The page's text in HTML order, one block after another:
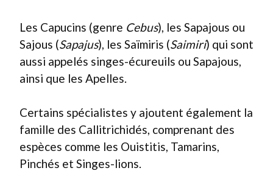
Les Capucins (genre Cebus), les Sapajous ou
Sajous (Sapajus), les Saïmiris (Saimiri) qui sont
aussi appelés singes-écureuils ou Sapajous,
ainsi que les Apelles.
Certains spécialistes y ajoutent également la
famille des Callitrichidés, comprenant des
espèces comme les Ouistitis, Tamarins,
Pinchés et Singes-lions.